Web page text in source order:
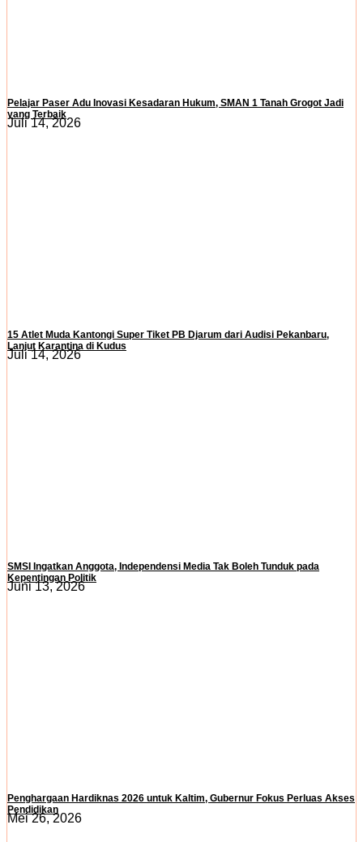
Pelajar Paser Adu Inovasi Kesadaran Hukum, SMAN 1 Tanah Grogot Jadi
yang Terbaik
Juli 14, 2026
15 Atlet Muda Kantongi Super Tiket PB Djarum dari Audisi Pekanbaru,
Lanjut Karantina di Kudus
Juli 14, 2026
SMSI Ingatkan Anggota, Independensi Media Tak Boleh Tunduk pada
Kepentingan Politik
Juni 13, 2026
Penghargaan Hardiknas 2026 untuk Kaltim, Gubernur Fokus Perluas Akses
Pendidikan
Mei 26, 2026